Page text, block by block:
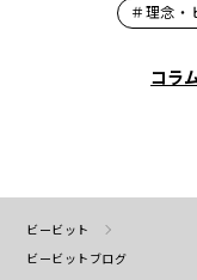
＃理念・
コラ
ビービット
ビービットブログ